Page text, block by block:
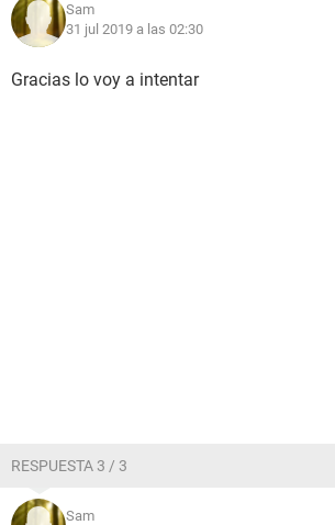
Sam
31 jul 2019 a las 02:30
Gracias lo voy a intentar
RESPUESTA 3 / 3
Sam